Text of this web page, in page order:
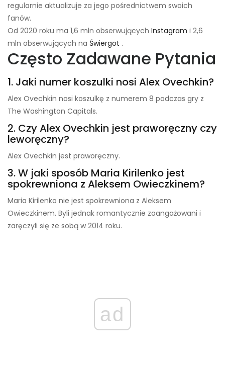
regularnie aktualizuje za jego pośrednictwem swoich
fanów.
Od 2020 roku ma 1,6 mln obserwujących Instagram i 2,6
mln obserwujących na Świergot .
Często Zadawane Pytania
1. Jaki numer koszulki nosi Alex Ovechkin?
Alex Ovechkin nosi koszulkę z numerem 8 podczas gry z
The Washington Capitals.
2. Czy Alex Ovechkin jest praworęczny czy
leworęczny?
Alex Ovechkin jest praworęczny.
3. W jaki sposób Maria Kirilenko jest
spokrewniona z Aleksem Owieczkinem?
Maria Kirilenko nie jest spokrewniona z Aleksem
Owieczkinem. Byli jednak romantycznie zaangażowani i
zaręczyli się ze sobą w 2014 roku.
ad